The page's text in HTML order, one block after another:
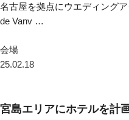
名古屋を拠点にウエディング
de Vanv …
会場
25.02.18
宮島エリアにホテルを計